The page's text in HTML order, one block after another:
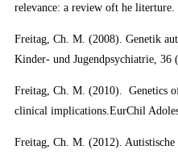
relevance: a review oft he
Freitag, Ch. M. (2008). Genetik
Kinder- und Jugendpsychiatrie, 36
Freitag, Ch. M. (2010). Genetics
clinical implications.EurChil
Freitag, Ch. M. (2012).